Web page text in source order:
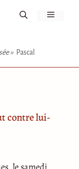
» Pascal
Menu
contre lui-